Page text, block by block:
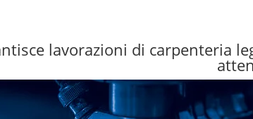
lavorazioni di carpenteria